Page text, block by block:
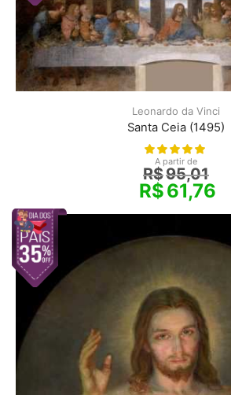
Leonardo da Vinci
Santa Ceia (1495)
A partir de
R$95,01
R$61,76